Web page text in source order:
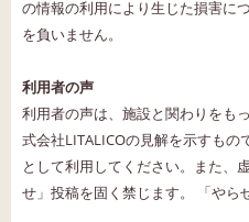
の情報の利用により生じた損害に
を負いません。
利用者の声
利用者の声は、施設と関わりをも
式会社LITALICOの見解を示すも
として利用してください。また、
せ」投稿を固く禁じます。 「やら